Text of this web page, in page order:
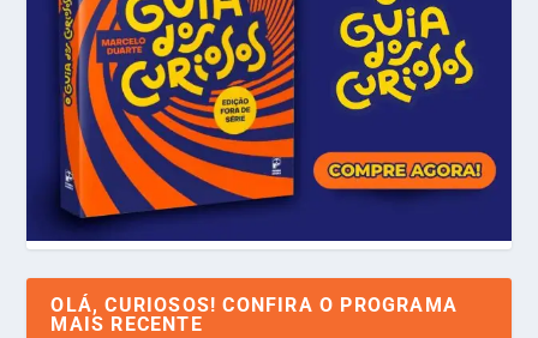
OLÁ, CURIOSOS! CONFIRA O PROGRAMA
MAIS RECENTE